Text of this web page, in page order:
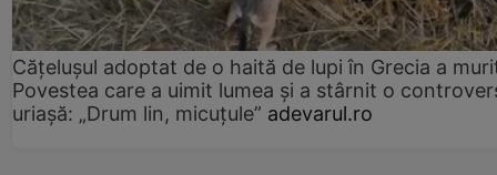
Cățelușul adoptat de o haită de lupi în Grecia a
Povestea care a uimit lumea și a stârnit o
uriașă: „Drum lin, micuțule” adevarul.ro